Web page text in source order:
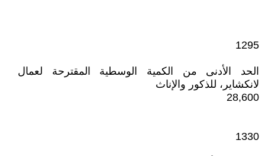
1295
الحد الأدنى من الكمية الوسطية المقترحة لعمال
لانكشاير، للذكور والإناث
28,600
1330